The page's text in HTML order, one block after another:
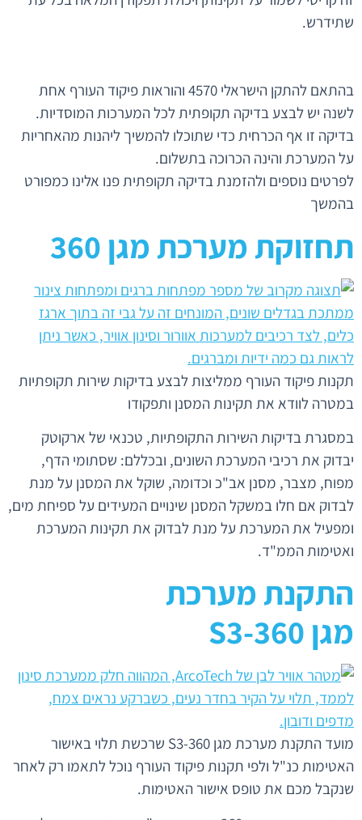
שתידרש.
בהתאם להתקן הישראלי 4570 והוראות פיקוד העורף אחת
לשנה יש לבצע בדיקה תקופתית לכל המערכות המוסדיות.
בדיקה זו אף הכרחית כדי שתוכלו להמשיך ליהנות מהאחריות
על המערכת והינה הכרוכה בתשלום.
לפרטים נוספים ולהזמנת בדיקה תקופתית פנו אלינו כמפורט
בהמשך
תחזוקת מערכת מגן 360
תקנות פיקוד העורף ממליצות לבצע בדיקות שירות תקופתיות
במטרה לוודא את תקינות המסנן ותפקודו
במסגרת בדיקות השירות התקופתיות, טכנאי של ארקוטק
יבדוק את רכיבי המערכת השונים, ובכללם: שסתומי הדף,
מפוח, מצבר, מסנן אב"כ וכדומה, שוקל את המסנן על מנת
לבדוק אם חלו במשקל המסנן שינויים המעידים על ספיחת מים,
ומפעיל את המערכת על מנת לבדוק את תקינות המערכת
ואטימות הממ"ד.
התקנת מערכת
מגן 360-S3
מועד התקנת מערכת מגן 360-S3 שרכשת תלוי באישור
האטימות כנ"ל ולפי תקנות פיקוד העורף נוכל לתאמו רק לאחר
שנקבל מכם את טופס אישור האטימות.